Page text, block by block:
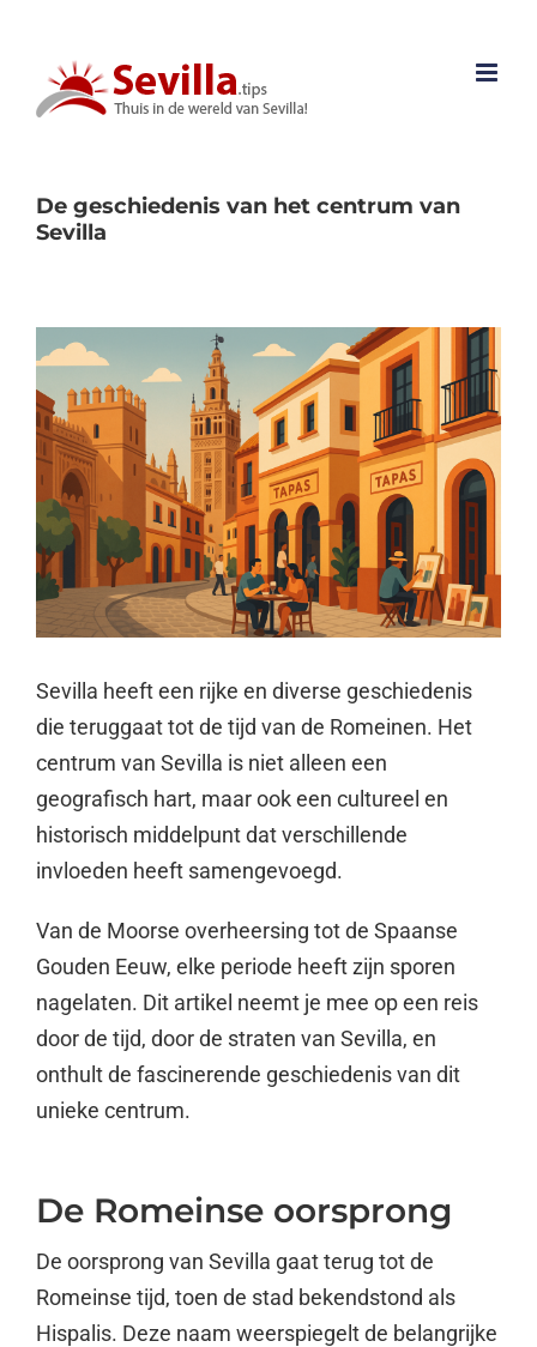
inhoud
De geschiedenis van het centrum van
Sevilla
Sevilla heeft een rijke en diverse geschiedenis
die teruggaat tot de tijd van de Romeinen. Het
centrum van Sevilla is niet alleen een
geografisch hart, maar ook een cultureel en
historisch middelpunt dat verschillende
invloeden heeft samengevoegd.
Van de Moorse overheersing tot de Spaanse
Gouden Eeuw, elke periode heeft zijn sporen
nagelaten. Dit artikel neemt je mee op een reis
door de tijd, door de straten van Sevilla, en
onthult de fascinerende geschiedenis van dit
unieke centrum.
De Romeinse oorsprong
De oorsprong van Sevilla gaat terug tot de
Romeinse tijd, toen de stad bekendstond als
Hispalis. Deze naam weerspiegelt de belangrijke